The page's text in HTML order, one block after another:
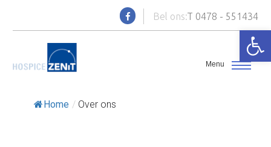
Bel ons:T 0478 - 551434
Home / Over ons